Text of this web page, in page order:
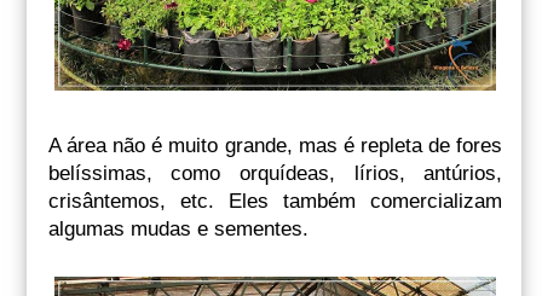
A área não é muito grande, mas é repleta de fores
belíssimas, como orquídeas, lírios, antúrios,
crisântemos, etc. Eles também comercializam
algumas mudas e sementes.